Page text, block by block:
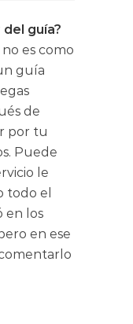
guía?
no es como
guía
de
por tu
Puede
le
todo el
en los
en ese